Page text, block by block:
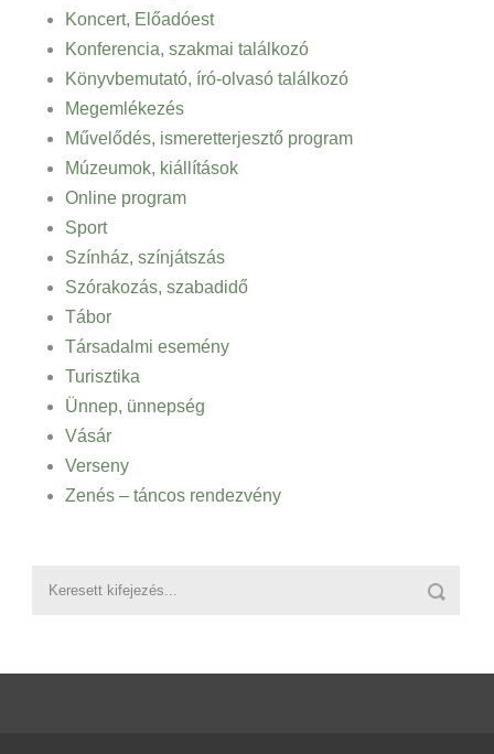
Koncert, Előadóest
Konferencia, szakmai találkozó
Könyvbemutató, író-olvasó találkozó
Megemlékezés
Művelődés, ismeretterjesztő program
Múzeumok, kiállítások
Online program
Sport
Színház, színjátszás
Szórakozás, szabadidő
Tábor
Társadalmi esemény
Turisztika
Ünnep, ünnepség
Vásár
Verseny
Zenés – táncos rendezvény